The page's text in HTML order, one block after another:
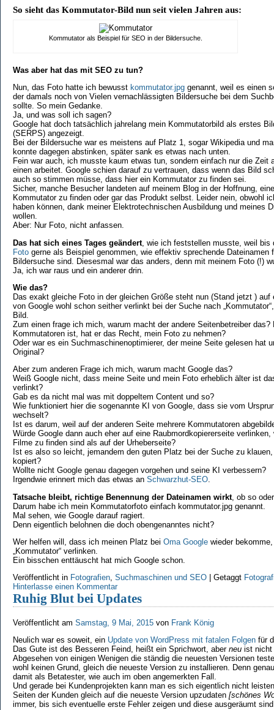
So sieht das Kommutator-Bild nun seit vielen Jahren aus:
Kommutator als Beispiel für SEO in der Bildersuche.
Was aber hat das mit SEO zu tun?
Nun, das Foto hatte ich bewusst kommutator.jpg genannt, weil es einen
der damals noch von Vielen vernachlässigten Bildersuche bei dem
sollte. So mein Gedanke.
Ja, und was soll ich sagen?
Google hat doch tatsächlich jahrelang mein Kommutatorbild als erstes
(SERPS) angezeigt.
Bei der Bildersuche war es meistens auf Platz 1, sogar Wikipedia und
konnte dagegen abstinken, später sank es etwas nach unten.
Fein war auch, ich musste kaum etwas tun, sondern einfach nur die Zeit
einen arbeitet. Google schien darauf zu vertrauen, dass wenn das Bild
auch so stimmen müsse, dass hier ein Kommutator zu finden sei.
Sicher, manche Besucher landeten auf meinem Blog in der Hoffnung,
Kommutator zu finden oder gar das Produkt selbst. Leider nein, obwohl
haben können, dank meiner Elektrotechnischen Ausbildung und meines
wollen.
Aber: Nur Foto, nicht anfassen.
Das hat sich eines Tages geändert, wie ich feststellen musste, weil
Foto gerne als Beispiel genommen, wie effektiv sprechende Dateinamen
Bildersuche sind. Diesesmal war das anders, denn mit meinem Foto (!)
Ja, ich war raus und ein anderer drin.
Wie das?
Das exakt gleiche Foto in der gleichen Größe steht nun (Stand jetzt ) auf
von Google wohl schon seither verlinkt bei der Suche nach
Bild.
Zum einen frage ich mich, warum macht der andere Seitenbetreiber das?
Kommutatoren ist, hat er das Recht, mein Foto zu nehmen?
Oder war es ein Suchmaschinenoptimierer, der meine Seite gelesen hat
Original?
Aber zum anderen Frage ich mich, warum macht Google das?
Weiß Google nicht, dass meine Seite und mein Foto erheblich älter ist
verlinkt?
Gab es da nicht mal was mit doppeltem Content und so?
Wie funktioniert hier die sogenannte KI von Google, dass sie vom
wechselt?
Ist es darum, weil auf der anderen Seite mehrere Kommutatoren
Würde Google dann auch eher auf eine Raubmordkopiererseite
Filme zu finden sind als auf der Urheberseite?
Ist es also so leicht, jemandem den guten Platz bei der Suche zu
kopiert?
Wollte nicht Google genau dagegen vorgehen und seine KI verbessern?
Irgendwie erinnert mich das etwas an Schwarzhut-SEO.
Tatsache bleibt, richtige Benennung der Dateinamen wirkt, ob so
Darum habe ich mein Kommutatorfoto einfach kommutator.jpg genannt.
Mal sehen, wie Google darauf ragiert.
Denn eigentlich belohnen die doch obengenanntes nicht?
Wer helfen will, dass ich meinen Platz bei Oma Google wieder
„Kommutator“ verlinken.
Ein bisschen enttäuscht hat mich Google schon.
Veröffentlicht in Fotografien, Suchmaschinen und SEO Getaggt
Hinterlasse einen Kommentar
Ruhig Blut bei Updates
Veröffentlicht am Samstag, 9 Mai, 2015 von Frank König
Neulich war es soweit, ein Update von WordPress mit fatalen Folgen für
Das Gute ist des Besseren Feind, heißt ein Sprichwort, aber neu ist nicht
Abgesehen von einigen Wenigen die ständig die neuesten Versionen
wohl keinen Grund, gleich die neueste Version zu installieren. Denn
damit als Betatester, wie auch im oben angemerkten Fall.
Und gerade bei Kundenprojekten kann man es sich eigentlich nicht
Seiten der Kunden gleich auf die neueste Version upzudaten [schönes
immer, bis sich eventuelle erste Fehler zeigen und diese ausgeräumt